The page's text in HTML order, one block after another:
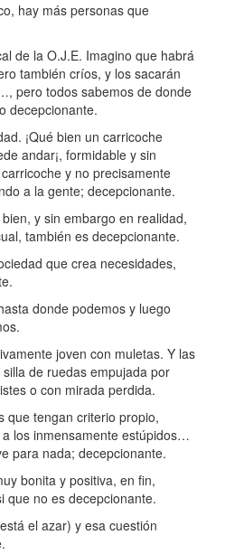
hay más personas que
de la O.J.E. Imagino que habrá
también críos, y los sacarán
pero todos sabemos de donde
decepcionante.
¡Qué bien un carricoche
andar¡, formidable y sin
y no precisamente
a la gente; decepcionante.
y sin embargo en realidad,
también es decepcionante.
que crea necesidades,
donde podemos y luego
joven con muletas. Y las
de ruedas empujada por
o con mirada perdida.
tengan criterio propio,
los inmensamente estúpidos…
para nada; decepcionante.
bonita y positiva, en fin,
que no es decepcionante.
el azar) y esa cuestión